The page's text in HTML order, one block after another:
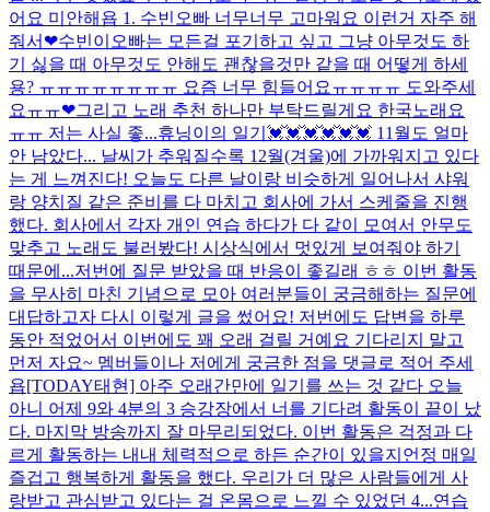
어요 미안해욥 1. 수빈오빠 너무너무 고마워요 이런거 자주 해
줘서❤수빈이오빠는 모든걸 포기하고 싶고 그냥 아무것도 하
기 싫을 때 아무것도 안해도 괜찮을것만 같을 때 어떻게 하세
용? ㅠㅠㅠㅠㅠㅠㅠㅠ 요즘 너무 힘들어요ㅠㅠㅠㅠ 도와주세
요ㅠㅠ❤그리고 노래 추천 하나만 부탁드릴게요 한국노래요
ㅠㅠ 저는 사실 좋...휴닝이의 일기💓💓💓💓💓💓 11월도 얼마
안 남았다... 날씨가 추워질수록 12월(겨울)에 가까워지고 있다
는 게 느껴진다! 오늘도 다른 날이랑 비슷하게 일어나서 샤워
랑 양치질 같은 준비를 다 마치고 회사에 가서 스케줄을 진행
했다. 회사에서 각자 개인 연습 하다가 다 같이 모여서 안무도
맞추고 노래도 불러봤다! 시상식에서 멋있게 보여줘야 하기
때문에...저번에 질문 받았을 때 반응이 좋길래 ㅎㅎ 이번 활동
을 무사히 마친 기념으로 모아 여러분들이 궁금해하는 질문에
대답하고자 다시 이렇게 글을 썼어요! 저번에도 답변을 하루
동안 적었어서 이번에도 꽤 오래 걸릴 거예요 기다리지 말고
먼저 자요~ 멤버들이나 저에게 궁금한 점을 댓글로 적어 주세
욥[TODAY태현] 아주 오래간만에 일기를 쓰는 것 같다 오늘
아니 어제 9와 4분의 3 승강장에서 너를 기다려 활동이 끝이 났
다. 마지막 방송까지 잘 마무리되었다. 이번 활동은 걱정과 다
르게 활동하는 내내 체력적으로 하든 순간이 있을지언정 매일
즐겁고 행복하게 활동을 했다. 우리가 더 많은 사람들에게 사
랑받고 관심받고 있다는 걸 온몸으로 느낄 수 있었던 4...연습